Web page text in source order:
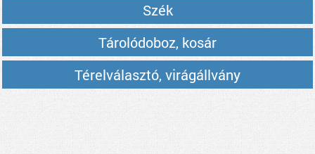
Szék
Tárolódoboz, kosár
Térelválasztó, virágállvány